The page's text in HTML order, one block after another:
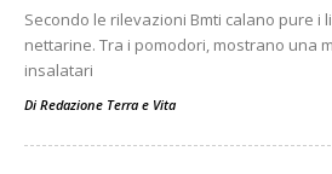
Secondo le rilevazioni Bmti calano pure i
nettarine. Tra i pomodori, mostrano una
insalatari
Di Redazione Terra e Vita